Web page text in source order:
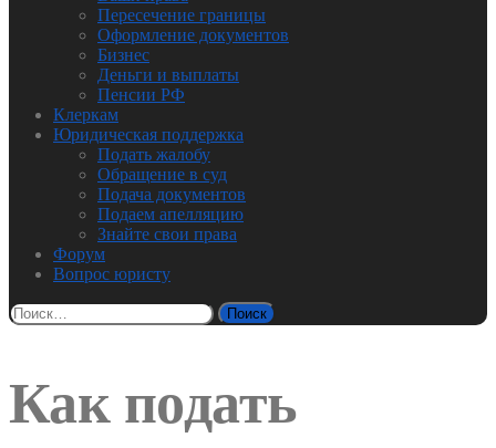
Пересечение границы
Оформление документов
Бизнес
Деньги и выплаты
Пенсии РФ
Клеркам
Юридическая поддержка
Подать жалобу
Обращение в суд
Подача документов
Подаем апелляцию
Знайте свои права
Форум
Вопрос юристу
Найти:
Как подать